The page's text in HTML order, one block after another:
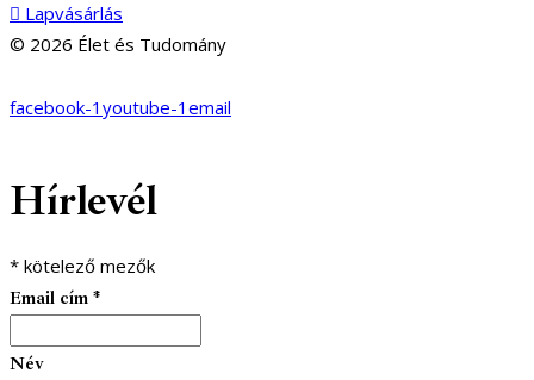
Lapvásárlás
© 2026 Élet és Tudomány
facebook-1 youtube-1 email
Hírlevél
* kötelező mezők
Email cím *
Név